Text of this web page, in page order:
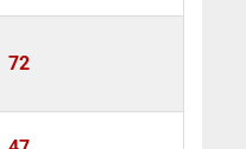
72